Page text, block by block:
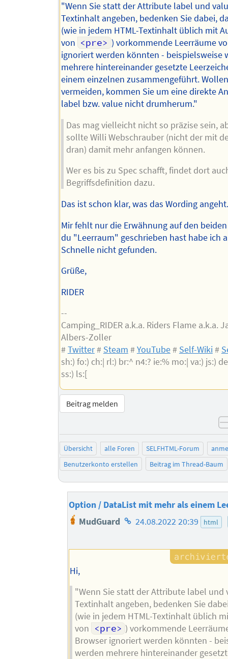
"Wenn Sie statt der Attribute label und
Textinhalt angeben, bedenken Sie dabei,
(wie in jedem HTML-Textinhalt üblich mit
von <pre> ) vorkommende Leerräume
ignoriert werden könnten - beispielsweise
mehrere hintereinander gesetzte
einem einzelnen zusammengeführt.
vermeiden, kommen Sie um eine direkte
label bzw. value nicht drumherum."
Das mag vielleicht nicht so präzise sein,
sollte Willi Webschrauber (nicht der mit
dran) damit mehr anfangen können.
Wer es bis zu Spec schafft, findet dort
Begriffsdefinition dazu.
Das ist schon klar, was das Wording angeht.
Mir fehlt nur die Erwähnung auf den
du "Leerraum" geschrieben hast habe ich
Schnelle nicht gefunden.
Grüße,
RIDER
--
Camping_RIDER a.k.a. Riders Flame a.k.a.
Albers-Zoller
#Twitter# Steam #YouTube# Self-Wiki#
sh:) fo:) ch:| rl:) br:^ n4:? ie:% mo:| va:) js:)
ss:) ls:[
Beitrag melden
Übersicht alle Foren SELFHTML-Forum
Benutzerkonto erstellen
Beitrag im Thread-Baum
Option / DataList mit mehr als einem
MudGuard Homepage
Autors
24.08.2022 20:39 html
Hi,
"Wenn Sie statt der Attribute label und
Textinhalt angeben, bedenken Sie
(wie in jedem HTML-Textinhalt üblich
von <pre> ) vorkommende
Browser ignoriert werden könnten -
werden mehrere hintereinander